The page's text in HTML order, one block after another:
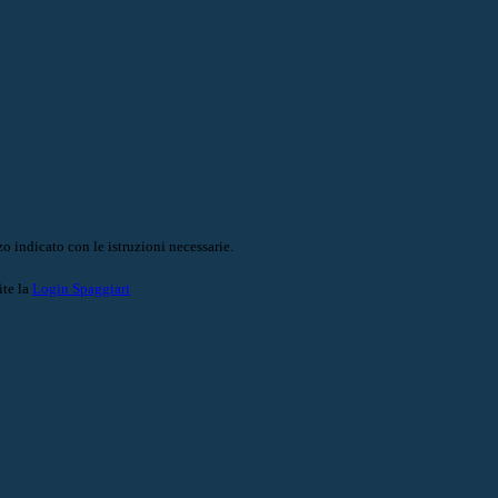
indicato con le istruzioni necessarie.
la Login Spaggiari